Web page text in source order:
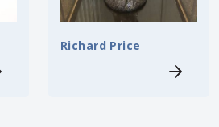
Richard Price